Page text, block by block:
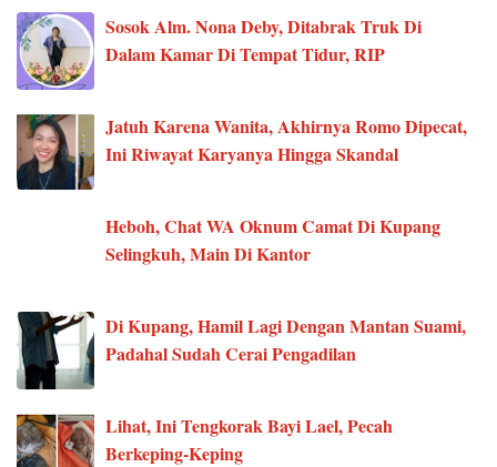
Sosok Alm. Nona Deby, Ditabrak Truk Di
Dalam Kamar Di Tempat Tidur, RIP
Jatuh Karena Wanita, Akhirnya Romo Dipecat,
Ini Riwayat Karyanya Hingga Skandal
Heboh, Chat WA Oknum Camat Di Kupang
Selingkuh, Main Di Kantor
Di Kupang, Hamil Lagi Dengan Mantan Suami,
Padahal Sudah Cerai Pengadilan
Lihat, Ini Tengkorak Bayi Lael, Pecah
Berkeping-Keping